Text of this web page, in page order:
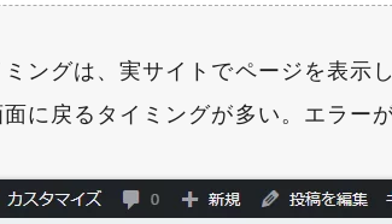
ングは、実サイトでページを表示
に戻るタイミングが多い。エラー